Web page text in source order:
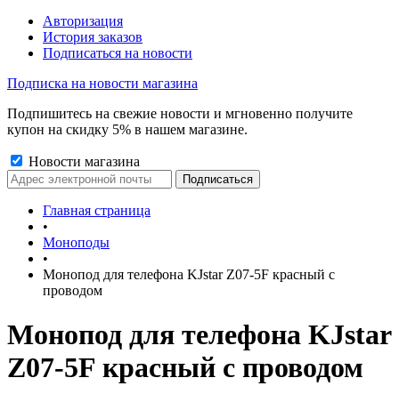
Авторизация
История заказов
Подписаться на новости
Подписка на новости магазина
Подпишитесь на свежие новости и мгновенно получите
купон на скидку 5% в нашем магазине.
Новости магазина
Главная страница
•
Моноподы
•
Монопод для телефона KJstar Z07-5F красный с
проводом
Монопод для телефона KJstar
Z07-5F красный с проводом